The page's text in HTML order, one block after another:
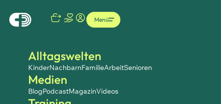
Alltagswelten
KinderNachbarnFamilieArbeitSenioren
Medien
BlogPodcastMagazinVideos
Menü